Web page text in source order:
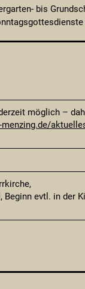
bis
möglich –
evtl. in der